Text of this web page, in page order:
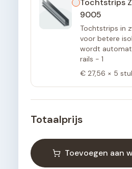
Tochtstrips
9005
Tochtstrips in
voor betere
wordt
rails - 1
€ 27,56 × 5
Totaalprijs
Toevoegen aan